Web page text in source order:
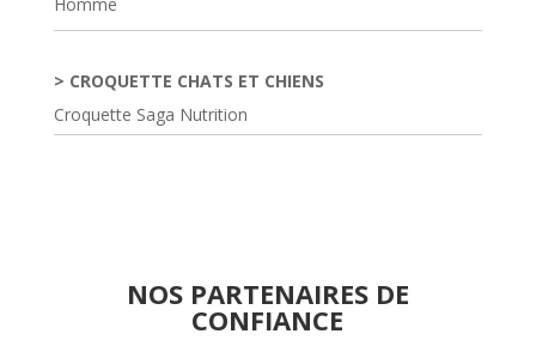
CROQUETTE CHATS ET CHIENS
Croquette Saga Nutrition
NOS PARTENAIRES DE
CONFIANCE